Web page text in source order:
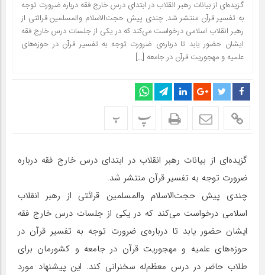
گزیده‌ای از بیانات رهبر انقلاب در ابتدای درس خارج فقه درباره ضرورت توجه
به تفسیر قرآن منتشر شد. چندی پیش حجت‌الاسلام والمسلمین قرائتی از
رهبر انقلاب اسلامی درخواست می‌کند که در یکی از جلسات درس خارج فقه
ایشان حضور یابد تا درباره‌ی ضرورت توجه به تفسیر قرآن در حوزه‌های
علمیه و مهجوریت قرآن در جامعه […]
پ پ
گزیده‌ای از بیانات رهبر انقلاب در ابتدای درس خارج فقه درباره
ضرورت توجه به تفسیر قرآن منتشر شد.
چندی پیش حجت‌الاسلام والمسلمین قرائتی از رهبر انقلاب
اسلامی درخواست می‌کند که در یکی از جلسات درس خارج فقه
ایشان حضور یابد تا درباره‌ی ضرورت توجه به تفسیر قرآن در
حوزه‌های علمیه و مهجوریت قرآن در جامعه و کشورمان برای
طلاب حاضر در درس معظم‌له سخنرانی کند. این پیشنهاد مورد